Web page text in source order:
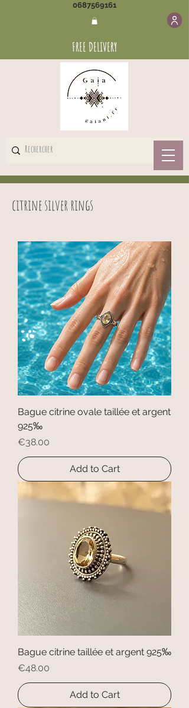
0687569161
FREE DELIVERY
citrine silver rings
Bague citrine ovale taillée et argent
925‰
Price
€38.00
Add to Cart
Bague citrine taillée et argent 925‰
Price
€48.00
Add to Cart